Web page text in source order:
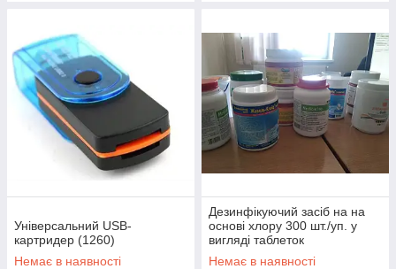
Універсальний USB-
картридер (1260)
Немає в наявності
Дезинфікуючий засіб на на
основі хлору 300 шт./уп. у
вигляді таблеток
Немає в наявності